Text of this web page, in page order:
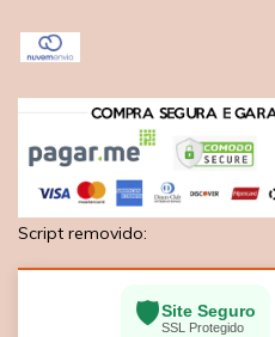
Script removido:
🛡️Site Seguro
SSL Protegido